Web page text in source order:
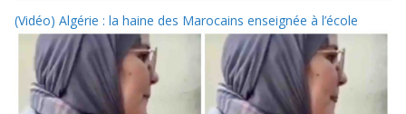
(Vidéo) Algérie : la haine des Marocains enseignée à l’école